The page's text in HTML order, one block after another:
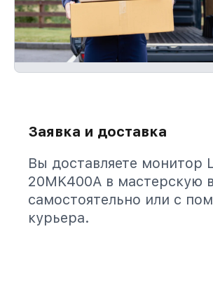
Заявка и доставка
Вы доставляете монитор
20MK400A в мастерскую
самостоятельно или с
курьера.